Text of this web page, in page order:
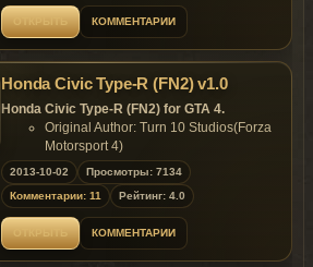
Features:
- Model support all features of the
game;
- Thoroughly tuned materials;
- Animated suspension;
- Original vehicle registration sticker
and inspection stickers;
- The model has 9 extra:
- Extra 1: Left door deflector;
- Extra 2: Right door deflector;
- Extra 3: Body deflector;
- Extra 4: Type R sticker;
- Extra 5: Fog lights;
- Extra 6: Parktronic;
ОТКРЫТЬ КОММЕНТАРИИ
Honda Civic Type-R (FN2) v1.0
Honda Civic Type-R (FN2) for GTA 4.
Original Author: Turn 10 Studios(Forza
Motorsport 4)
Converted to GTA4 by: y97y
Data Setting by: y97y
Features:
HQ Exterior and MQ Interior;
Support Paintjob;
template include;
2013-10-02
Просмотры: 7134
Комментарии: 11
Рейтинг: 4.0
ОТКРЫТЬ КОММЕНТАРИИ